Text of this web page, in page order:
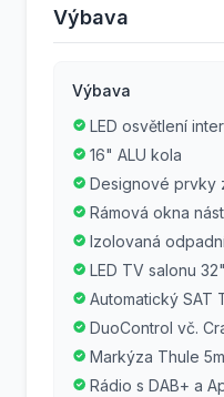
Výbava
Výbava
LED osvětlení
16" ALU kola
Designové prvky
Rámová okna
Izolovaná
LED TV salonu 32"
Automatický SAT
DuoControl vč.
Markýza Thule 5m
Rádio s DAB+ a